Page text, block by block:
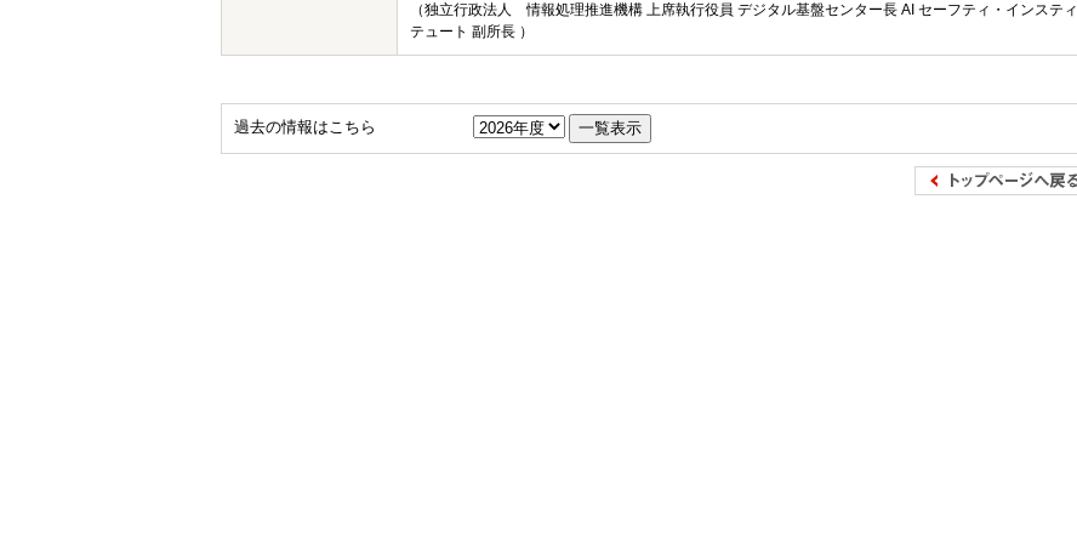
（独立行政法人 情報処理推進機構 上席執行役員 デジタル基盤センター長 AI セーフティ・インスティ
テュート 副所長 ）
過去の情報はこちら